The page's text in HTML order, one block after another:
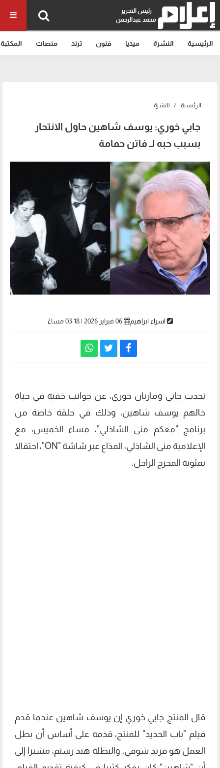
رئيس التحرير
محمد عبدالرحمن
الرئيسية النشرة ميديا فنون ترند منصات المكتبة
الرئيسية النشرة
جابي خوري: يوسف شاهين حاول الانتحار
بسبب حبه لـ فاتن حمامة
اسراء ابراهيم 06 فبراير 2026 | 03:18 مساءً
تحدث جابي وماريان خوري، عن جوانب خفية في حياة
خالهم يوسف شاهين، وذلك في حلقة خاصة من
برنامج "معكم منى الشاذلي"، مساء الخميس، مع
الإعلامية منى الشاذلي، المذاع عبر شاشة "ON"، احتفالا
بمئوية المخرج الراحل.
قال المنتج جابي خوري إن يوسف شاهين عندما قدم
فيلم "باب الحديد" للمنتج، قدمه على أساس أن بطل
العمل هو فريد شوقي، والبطلة هند رستم، مشيرا إلى